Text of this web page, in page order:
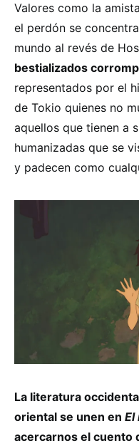
Valores como la
el perdón se
mundo al revés de
bestializados
representados por el
de Tokio quienes no
aquellos que tienen a
humanizadas que se
y padecen como
La literatura
oriental se unen en El
acercarnos el cuento